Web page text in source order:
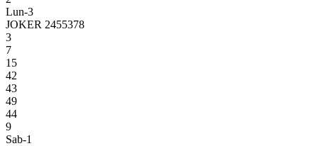
Lun-3
JOKER 2455378
3
7
15
42
43
49
44
9
Sab-1